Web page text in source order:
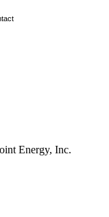
Energy, Inc.